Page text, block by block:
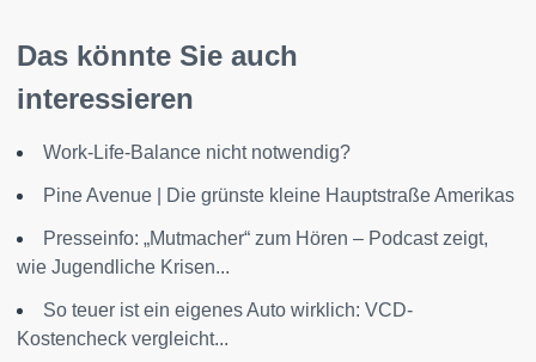
Das könnte Sie auch
interessieren
Work-Life-Balance nicht notwendig?
Pine Avenue | Die grünste kleine Hauptstraße Amerikas
Presseinfo: „Mutmacher“ zum Hören – Podcast zeigt,
wie Jugendliche Krisen...
So teuer ist ein eigenes Auto wirklich: VCD-
Kostencheck vergleicht...